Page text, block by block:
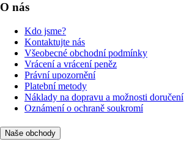
O nás
Kdo jsme?
Kontaktujte nás
Všeobecné obchodní podmínky
Vrácení a vrácení peněz
Právní upozornění
Platební metody
Náklady na dopravu a možnosti doručení
Oznámení o ochraně soukromí
Naše obchody